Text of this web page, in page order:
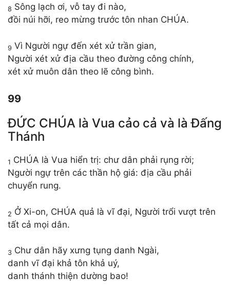
8 Sông lạch ơi, vỗ tay đi nào,
đồi núi hỡi, reo mừng trước tôn nhan CHÚA.
9 Vì Người ngự đến xét xử trần gian,
Người xét xử địa cầu theo đường công chính,
xét xử muôn dân theo lẽ công bình.
99
ĐỨC CHÚA là Vua cảo cả và là Đấng
Thánh
1 CHÚA là Vua hiển trị: chư dân phải rụng rời;
Người ngự trên các thần hộ giá: địa cầu phải
chuyển rung.
2 Ở Xi-on, CHÚA quả là vĩ đại, Người trổi vượt trên
tất cả mọi dân.
3 Chư dân hãy xưng tụng danh Ngài,
danh vĩ đại khả tôn khả uý,
danh thánh thiện dường bao!